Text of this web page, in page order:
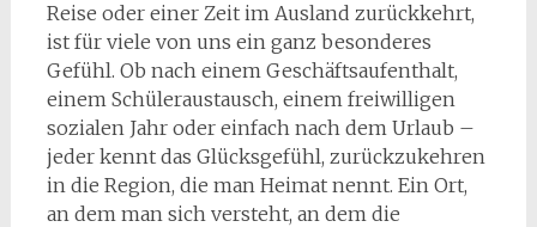
Reise oder einer Zeit im Ausland zurückkehrt,
ist für viele von uns ein ganz besonderes
Gefühl. Ob nach einem Geschäftsaufenthalt,
einem Schüleraustausch, einem freiwilligen
sozialen Jahr oder einfach nach dem Urlaub –
jeder kennt das Glücksgefühl, zurückzukehren
in die Region, die man Heimat nennt. Ein Ort,
an dem man sich versteht, an dem die